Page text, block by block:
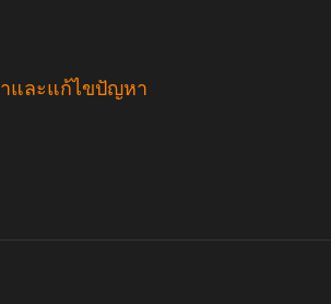
และแก้ไขปัญหา